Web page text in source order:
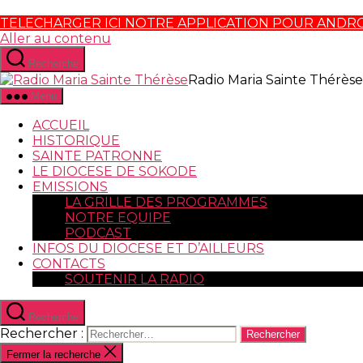
TELECHARGER ICI NOTRE APPLICATION POUR
Aller au contenu
Recherche
Radio Maria Sainte Thérèse
Menu
ACCUEIL
HISTORIQUE
SAINTE PATRONNE
LE DIOCESE DE SOKODE
EMISSIONS
LA GRILLE DES PROGRAMMES
NOTRE EQUIPE
PODCAST
INFOS DU DIOCESE ET D’AILLEURS
CONTACTS
SOUTENIR LA RADIO
Recherche
Rechercher :
Fermer la recherche